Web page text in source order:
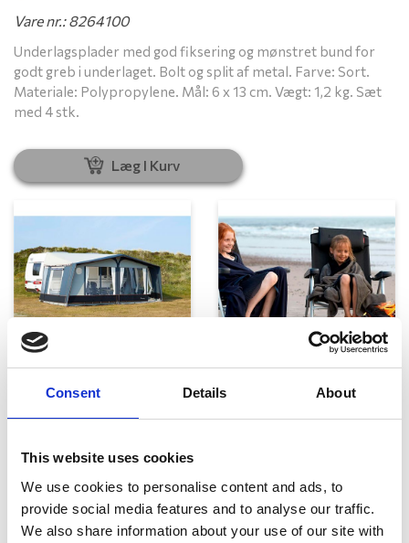
Consent Details About
This website uses cookies
We use cookies to personalise content and ads, to
provide social media features and to analyse our traffic.
We also share information about your use of our site with
Vare nr.: 8264100
Underlagsplader med god fiksering og mønstret bund for
godt greb i underlaget. Bolt og split af metal. Farve: Sort.
Materiale: Polypropylene. Mål: 6 x 13 cm. Vægt: 1,2 kg. Sæt
med 4 stk.
Læg I Kurv
Telte, markiser og tilbehør Campingmøbler